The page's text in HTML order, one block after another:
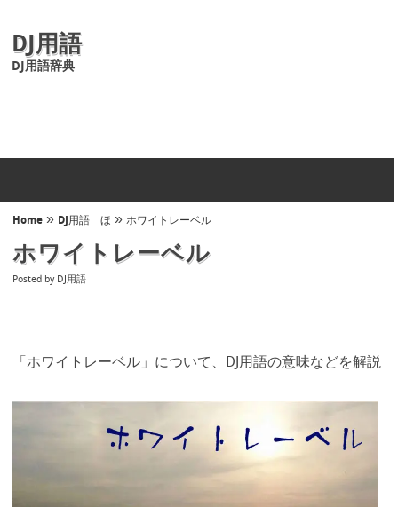
DJ用語
DJ用語辞典
Home » DJ用語 ほ » ホワイトレーベル
ホワイトレーベル
Posted by DJ用語
「ホワイトレーベル」について、DJ用語の意味などを解説